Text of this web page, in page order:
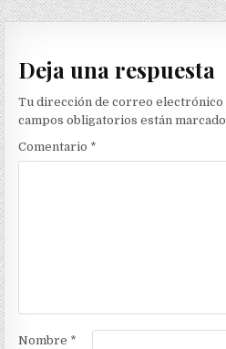
de
entradas
Deja una respuesta
Tu dirección de correo electrónico
campos obligatorios están
Comentario *
Nombre *